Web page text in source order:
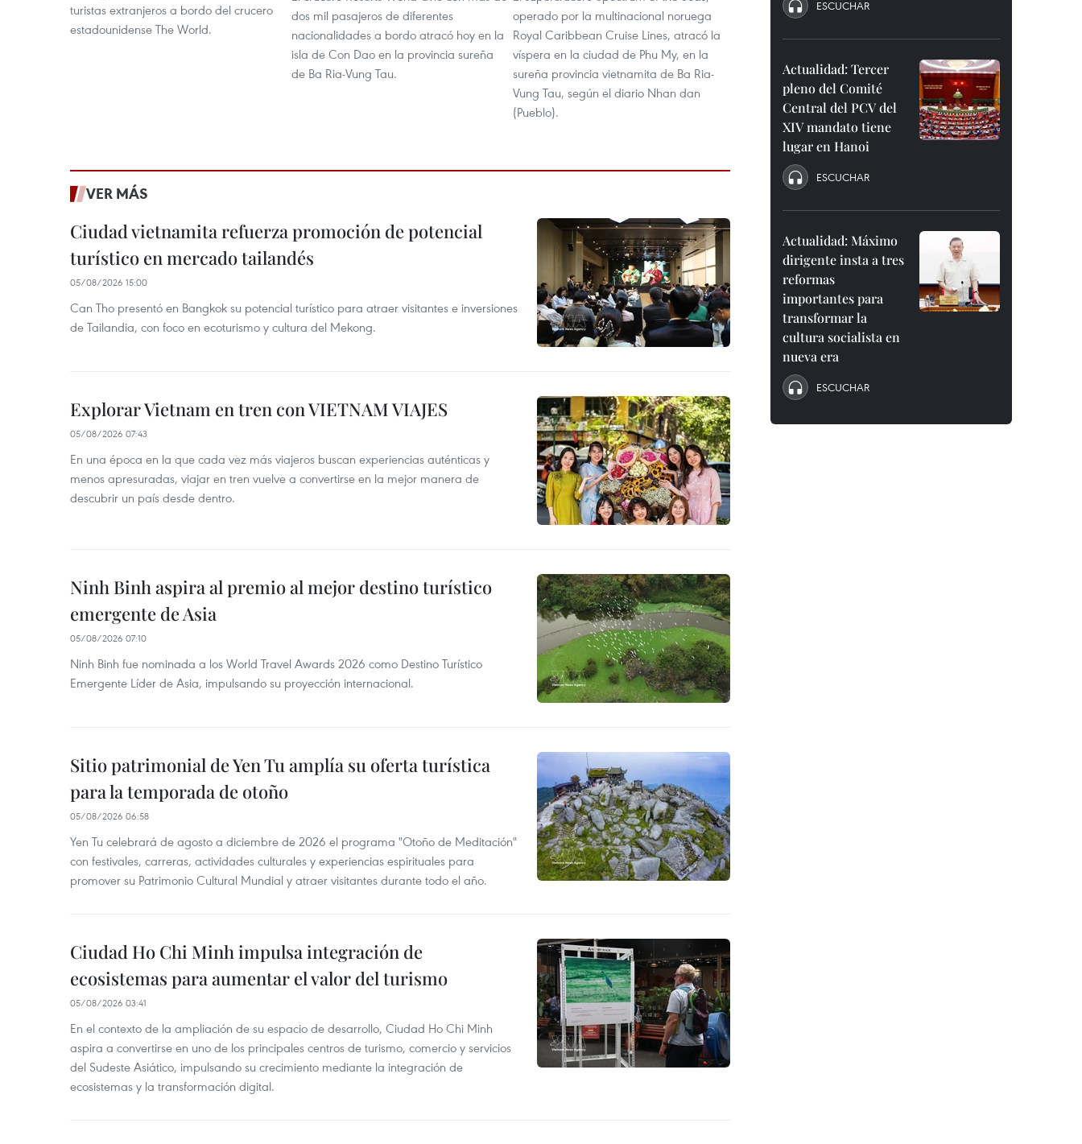
turistas extranjeros a bordo del crucero
estadounidense The World.
dos mil pasajeros de diferentes
nacionalidades a bordo atracó hoy en la
isla de Con Dao en la provincia sureña
de Ba Ria-Vung Tau.
operado por la multinacional noruega
Royal Caribbean Cruise Lines, atracó la
víspera en la ciudad de Phu My, en la
sureña provincia vietnamita de Ba Ria-
Vung Tau, según el diario Nhan dan
(Pueblo).
VER MÁS
Ciudad vietnamita refuerza promoción de potencial
turístico en mercado tailandés
05/08/2026 15:00
Can Tho presentó en Bangkok su potencial turístico para atraer visitantes e inversiones
de Tailandia, con foco en ecoturismo y cultura del Mekong.
Explorar Vietnam en tren con VIETNAM VIAJES
05/08/2026 07:43
En una época en la que cada vez más viajeros buscan experiencias auténticas y
menos apresuradas, viajar en tren vuelve a convertirse en la mejor manera de
descubrir un país desde dentro.
Ninh Binh aspira al premio al mejor destino turístico
emergente de Asia
05/08/2026 07:10
Ninh Binh fue nominada a los World Travel Awards 2026 como Destino Turístico
Emergente Líder de Asia, impulsando su proyección internacional.
Sitio patrimonial de Yen Tu amplía su oferta turística
para la temporada de otoño
05/08/2026 06:58
Yen Tu celebrará de agosto a diciembre de 2026 el programa "Otoño de Meditación"
con festivales, carreras, actividades culturales y experiencias espirituales para
promover su Patrimonio Cultural Mundial y atraer visitantes durante todo el año.
Ciudad Ho Chi Minh impulsa integración de
ecosistemas para aumentar el valor del turismo
05/08/2026 03:41
En el contexto de la ampliación de su espacio de desarrollo, Ciudad Ho Chi Minh
aspira a convertirse en uno de los principales centros de turismo, comercio y servicios
del Sudeste Asiático, impulsando su crecimiento mediante la integración de
ecosistemas y la transformación digital.
ESCUCHAR
Actualidad: Tercer
pleno del Comité
Central del PCV del
XIV mandato tiene
lugar en Hanoi
ESCUCHAR
Actualidad: Máximo
dirigente insta a tres
reformas
importantes para
transformar la
cultura socialista en
nueva era
ESCUCHAR